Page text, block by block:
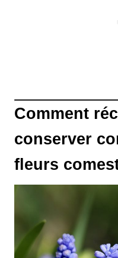
Comment
conserver
fleurs